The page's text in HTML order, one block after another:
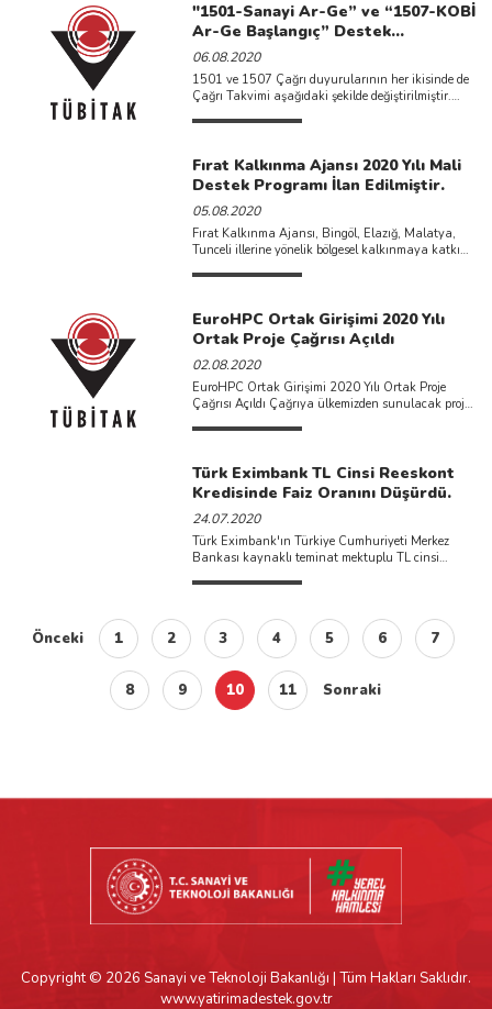
"1501-Sanayi Ar-Ge” ve “1507-KOBİ
Ar-Ge Başlangıç” Destek
Programları 2020 Yılı 2. Çağrı
Duyurularında Değişiklik Yapıldı
06.08.2020
1501 ve 1507 Çağrı duyurularının her ikisinde de
Çağrı Takvimi aşağıdaki şekilde değiştirilmiştir.
Fırat Kalkınma Ajansı 2020 Yılı Mali
Destek Programı İlan Edilmiştir.
05.08.2020
Fırat Kalkınma Ajansı, Bingöl, Elazığ, Malatya,
Tunceli illerine yönelik bölgesel kalkınmaya katkı
EuroHPC Ortak Girişimi 2020 Yılı
Ortak Proje Çağrısı Açıldı
02.08.2020
EuroHPC Ortak Girişimi 2020 Yılı Ortak Proje
Çağrısı Açıldı Çağrıya ülkemizden sunulacak proje
Türk Eximbank TL Cinsi Reeskont
Kredisinde Faiz Oranını Düşürdü.
24.07.2020
Türk Eximbank'ın Türkiye Cumhuriyeti Merkez
Bankası kaynaklı teminat mektuplu TL cinsi
Önceki 1 2 3 4 5 6 7
8 9 10 11 Sonraki
Copyright © 2026 Sanayi ve Teknoloji Bakanlığı | Tüm Hakları Saklıdır.
www.yatirimadestek.gov.tr